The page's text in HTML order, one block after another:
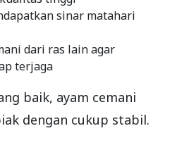
sinar matahari
dari ras lain agar
terjaga
baik, ayam cemani
dengan cukup stabil.